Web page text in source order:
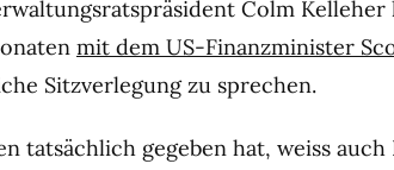
Colm Kelleher
mit dem US-Finanzminister
Sitzverlegung zu sprechen.
tatsächlich gegeben hat, weiss